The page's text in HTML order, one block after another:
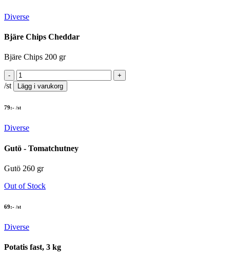
Diverse
Bjäre Chips Cheddar
Bjäre Chips 200 gr
/st Lägg i varukorg
79:- /st
Diverse
Gutö - Tomatchutney
Gutö 260 gr
Out of Stock
69:- /st
Diverse
Potatis fast, 3 kg